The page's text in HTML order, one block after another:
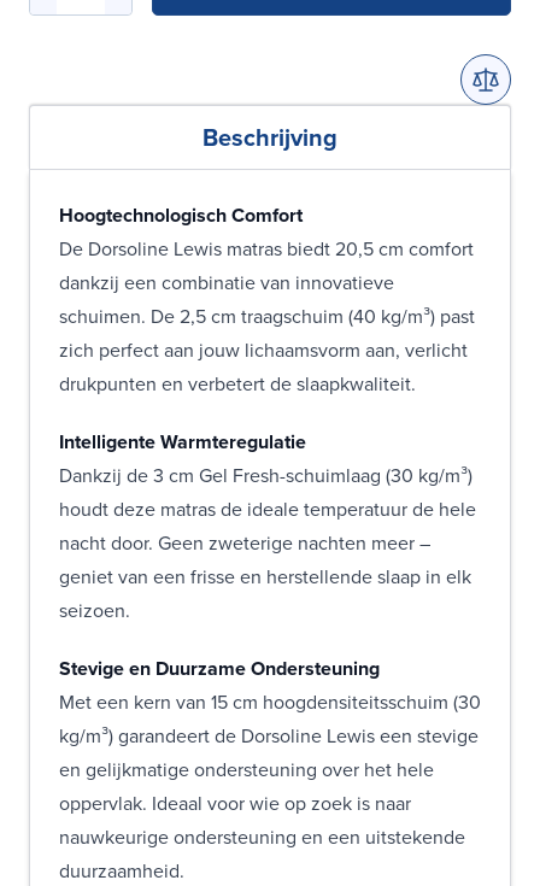
Beschrijving
Hoogtechnologisch Comfort
De Dorsoline Lewis matras biedt 20,5 cm comfort
dankzij een combinatie van innovatieve
schuimen. De 2,5 cm traagschuim (40 kg/m³) past
zich perfect aan jouw lichaamsvorm aan, verlicht
drukpunten en verbetert de slaapkwaliteit.
Intelligente Warmteregulatie
Dankzij de 3 cm Gel Fresh-schuimlaag (30 kg/m³)
houdt deze matras de ideale temperatuur de hele
nacht door. Geen zweterige nachten meer –
geniet van een frisse en herstellende slaap in elk
seizoen.
Stevige en Duurzame Ondersteuning
Met een kern van 15 cm hoogdensiteitsschuim (30
kg/m³) garandeert de Dorsoline Lewis een stevige
en gelijkmatige ondersteuning over het hele
oppervlak. Ideaal voor wie op zoek is naar
nauwkeurige ondersteuning en een uitstekende
duurzaamheid.